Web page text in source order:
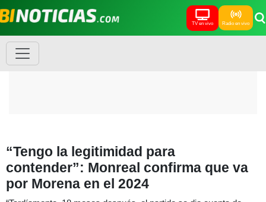
TV en vivo Radio en vivo
“Tengo la legitimidad para
contender”: Monreal confirma que va
por Morena en el 2024